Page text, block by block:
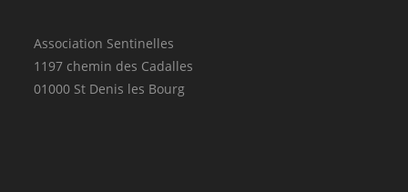
Association Sentinelles
1197 chemin des Cadalles
01000 St Denis les Bourg